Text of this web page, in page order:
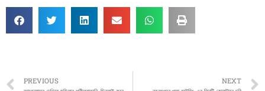
Prev
PREVIOUS NEXT